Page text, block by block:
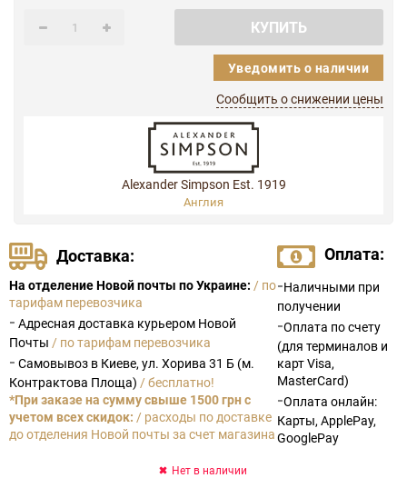
КУПИТЬ
Уведомить о наличии
Сообщить о снижении цены
Alexander Simpson Est. 1919
Англия
Доставка:
На отделение Новой почты по Украине: / по
тарифам перевозчика
- Адресная доставка курьером Новой
Почты / по тарифам перевозчика
- Самовывоз в Киеве, ул. Хорива 31 Б (м.
Контрактова Площа) / бесплатно!
*При заказе на сумму свыше 1500 грн с
учетом всех скидок: / расходы по доставке
до отделения Новой почты за счет магазина
Оплата:
-Наличными при
получении
-Оплата по счету
(для терминалов и
карт Visa,
MasterCard)
-Оплата онлайн:
Карты, ApplePay,
GooglePay
Нет в наличии